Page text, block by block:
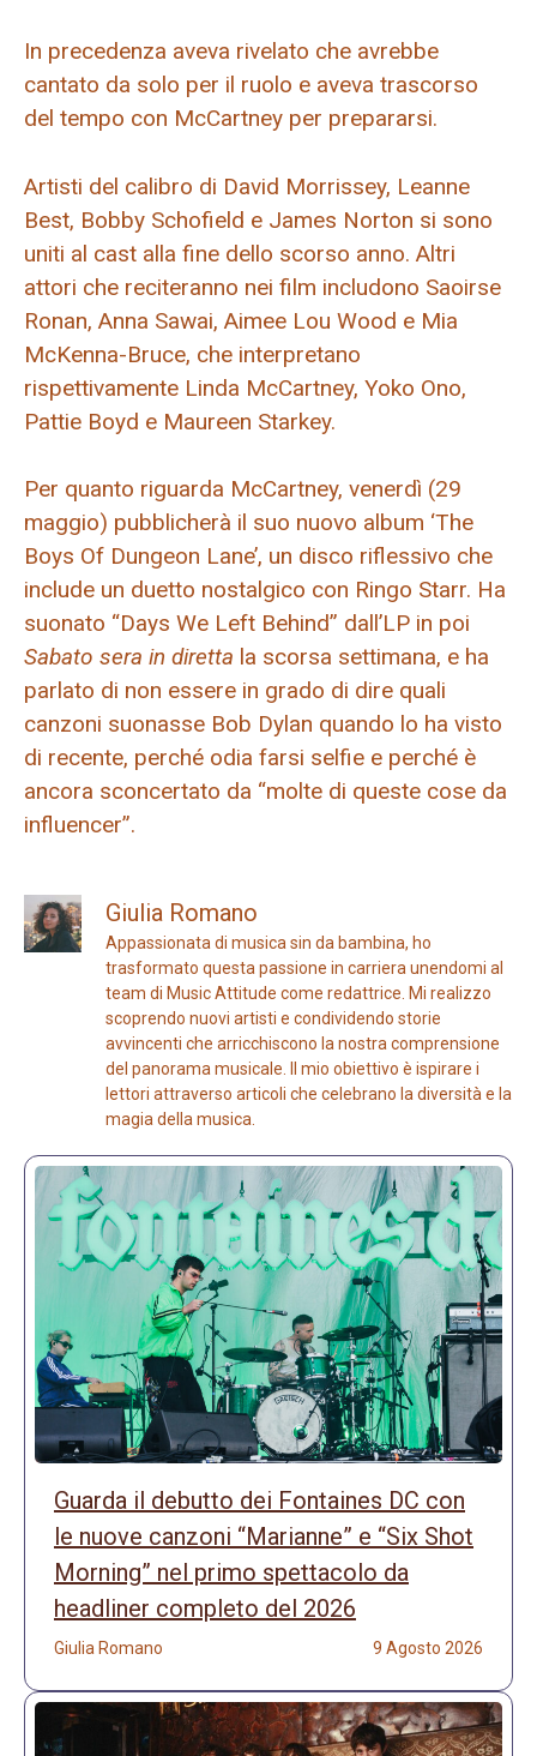
In precedenza aveva rivelato che avrebbe
cantato da solo per il ruolo e aveva trascorso
del tempo con McCartney per prepararsi.
Artisti del calibro di David Morrissey, Leanne
Best, Bobby Schofield e James Norton si sono
uniti al cast alla fine dello scorso anno. Altri
attori che reciteranno nei film includono Saoirse
Ronan, Anna Sawai, Aimee Lou Wood e Mia
McKenna-Bruce, che interpretano
rispettivamente Linda McCartney, Yoko Ono,
Pattie Boyd e Maureen Starkey.
Per quanto riguarda McCartney, venerdì (29
maggio) pubblicherà il suo nuovo album ‘The
Boys Of Dungeon Lane’, un disco riflessivo che
include un duetto nostalgico con Ringo Starr. Ha
suonato “Days We Left Behind” dall’LP in poi
Sabato sera in diretta la scorsa settimana, e ha
parlato di non essere in grado di dire quali
canzoni suonasse Bob Dylan quando lo ha visto
di recente, perché odia farsi selfie e perché è
ancora sconcertato da “molte di queste cose da
influencer”.
Giulia Romano
Appassionata di musica sin da bambina, ho
trasformato questa passione in carriera unendomi al
team di Music Attitude come redattrice. Mi realizzo
scoprendo nuovi artisti e condividendo storie
avvincenti che arricchiscono la nostra comprensione
del panorama musicale. Il mio obiettivo è ispirare i
lettori attraverso articoli che celebrano la diversità e la
magia della musica.
Guarda il debutto dei Fontaines DC con
le nuove canzoni “Marianne” e “Six Shot
Morning” nel primo spettacolo da
headliner completo del 2026
Giulia Romano 9 Agosto 2026